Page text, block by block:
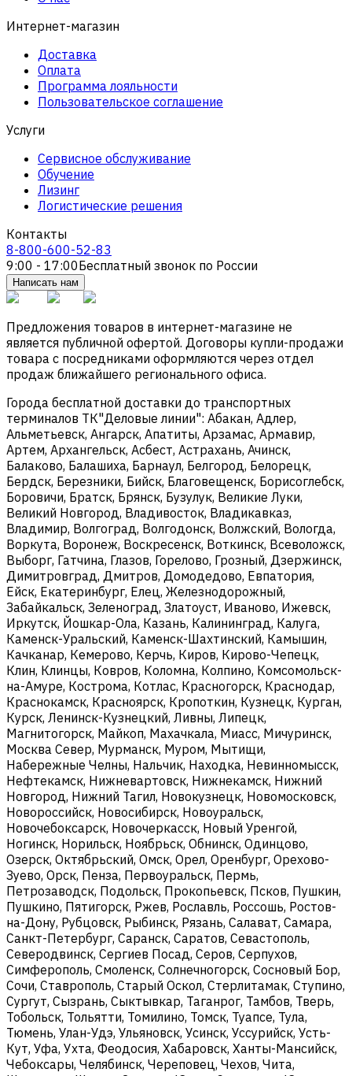
Интернет-магазин
Доставка
Оплата
Программа лояльности
Пользовательское соглашение
Услуги
Сервисное обслуживание
Обучение
Лизинг
Логистические решения
Контакты
8-800-600-52-83
9:00 - 17:00Бесплатный звонок по России
Написать нам
Предложения товаров в интернет-магазине не
является публичной офертой. Договоры купли-продажи
товара с посредниками оформляются через отдел
продаж ближайшего регионального офиса.
Города бесплатной доставки до транспортных
терминалов ТК"Деловые линии": Абакан, Адлер,
Альметьевск, Ангарск, Апатиты, Арзамас, Армавир,
Артем, Архангельск, Асбест, Астрахань, Ачинск,
Балаково, Балашиха, Барнаул, Белгород, Белорецк,
Бердск, Березники, Бийск, Благовещенск, Борисоглебск,
Боровичи, Братск, Брянск, Бузулук, Великие Луки,
Великий Новгород, Владивосток, Владикавказ,
Владимир, Волгоград, Волгодонск, Волжский, Вологда,
Воркута, Воронеж, Воскресенск, Воткинск, Всеволожск,
Выборг, Гатчина, Глазов, Горелово, Грозный, Дзержинск,
Димитровград, Дмитров, Домодедово, Евпатория,
Ейск, Екатеринбург, Елец, Железнодорожный,
Забайкальск, Зеленоград, Златоуст, Иваново, Ижевск,
Иркутск, Йошкар-Ола, Казань, Калининград, Калуга,
Каменск-Уральский, Каменск-Шахтинский, Камышин,
Качканар, Кемерово, Керчь, Киров, Кирово-Чепецк,
Клин, Клинцы, Ковров, Коломна, Колпино, Комсомольск-
на-Амуре, Кострома, Котлас, Красногорск, Краснодар,
Краснокамск, Красноярск, Кропоткин, Кузнецк, Курган,
Курск, Ленинск-Кузнецкий, Ливны, Липецк,
Магнитогорск, Майкоп, Махачкала, Миасс, Мичуринск,
Москва Север, Мурманск, Муром, Мытищи,
Набережные Челны, Нальчик, Находка, Невинномысск,
Нефтекамск, Нижневартовск, Нижнекамск, Нижний
Новгород, Нижний Тагил, Новокузнецк, Новомосковск,
Новороссийск, Новосибирск, Новоуральск,
Новочебоксарск, Новочеркасск, Новый Уренгой,
Ногинск, Норильск, Ноябрьск, Обнинск, Одинцово,
Озерск, Октябрьский, Омск, Орел, Оренбург, Орехово-
Зуево, Орск, Пенза, Первоуральск, Пермь,
Петрозаводск, Подольск, Прокопьевск, Псков, Пушкин,
Пушкино, Пятигорск, Ржев, Рославль, Россошь, Ростов-
на-Дону, Рубцовск, Рыбинск, Рязань, Салават, Самара,
Санкт-Петербург, Саранск, Саратов, Севастополь,
Северодвинск, Сергиев Посад, Серов, Серпухов,
Симферополь, Смоленск, Солнечногорск, Сосновый Бор,
Сочи, Ставрополь, Старый Оскол, Стерлитамак, Ступино,
Сургут, Сызрань, Сыктывкар, Таганрог, Тамбов, Тверь,
Тобольск, Тольятти, Томилино, Томск, Туапсе, Тула,
Тюмень, Улан-Удэ, Ульяновск, Усинск, Уссурийск, Усть-
Кут, Уфа, Ухта, Феодосия, Хабаровск, Ханты-Мансийск,
Чебоксары, Челябинск, Череповец, Чехов, Чита,